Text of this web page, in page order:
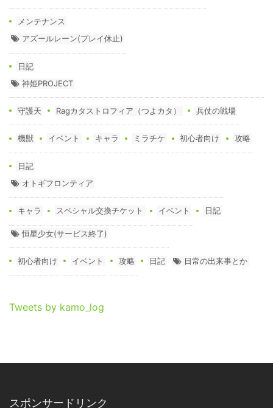
メンテナンス
アズールレーン(プレイ休止)
日記
神姫PROJECT
守護天 Ragカタストロフィア（つよカタ） 兵仗の戦場
機獣 イベント キャラ ミラチケ 初心者向け 攻略
日記
オトギフロンティア
キャラ スペシャル交換チケット イベント 日記
恒星少女(サービス終了)
初心者向け イベント 攻略 日記 日常の出来事とか
Tweets by kamo_log
スポンサードリンク